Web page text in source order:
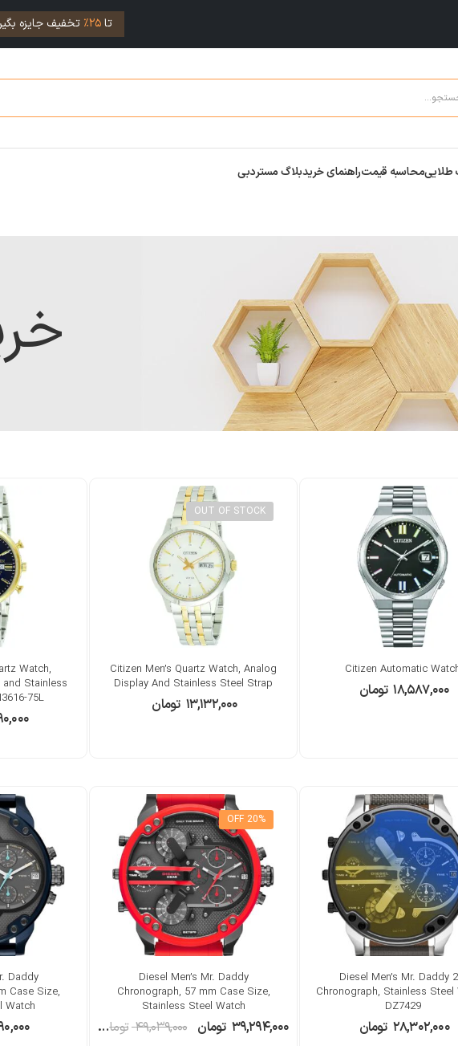
تا25% تخفیف جایزه بگیر
محاسبه قیمتراهنمای خریدبلاگ مستردبی
Citizen Automatic
۱۸,۵۸۷,۰۰۰ تومان
OUT OF STOCK
Citizen Men’s Quartz Watch, Analog
Display And Stainless Steel Strap
۱۳,۱۳۲,۰۰۰ تومان
Watch,
Stainless
75L
Diesel Men’s Mr. Daddy
Chronograph, Stainless Steel
DZ7429
۲۸,۳۰۲,۰۰۰ تومان
20% OFF
Diesel Men’s Mr. Daddy
Chronograph, 57 mm Case Size,
Stainless Steel Watch
۳۹,۲۹۴,۰۰۰ تومان ۴۹,۰۳۹,۰۰۰ تومان
Daddy
Case Size,
Watch